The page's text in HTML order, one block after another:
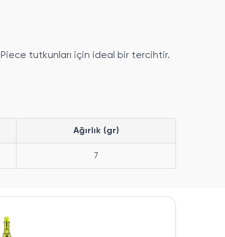
tutkunları için ideal bir tercihtir.
Ağırlık (gr)
7